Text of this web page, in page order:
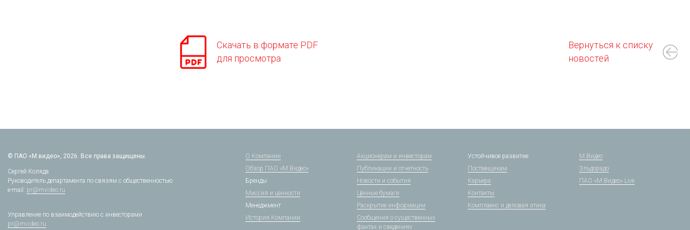
Скачать в формате PDF
для просмотра
Вернуться к списку
новостей
© ПАО «М.видео», 2026. Все права защищены.
Сергей Коляда
Руководитель департамента по связям с общественностью
e-mail: pr@mvideo.ru
Управление по взаимодействию с инвесторами
pr@mvideo.ru
О Компании
Обзор ПАО «М.Видео»
Бренды
Миссия и ценности
Менеджмент
История Компании
Акционерам и инвесторам
Публикации и отчетность
Новости и события
Ценные бумаги
Раскрытие информации
Сообщения о существенных
фактах и сведениях
Устойчивое развитие
Поставщикам
Карьера
Контакты
Комплаенс и деловая этика
М.Видео
Эльдорадо
ПАО «М.Видео» Live